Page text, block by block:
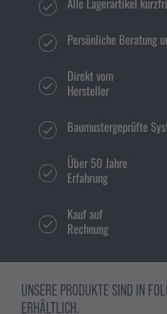
Persönliche Beratung
Direkt vom
Hersteller
Baumustergeprüfte
Über 50 Jahre
Erfahrung
Kauf auf
Rechnung
UNSERE PRODUKTE SIND IN
ERHÄLTLICH.